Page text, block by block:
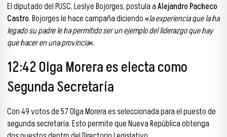
El diputado del PUSC, Leslye Bojorges, postula aAlejandro Pacheco
Castro. Bojorges le hace campaña diciendo «la experiencia que la ha
legado su padre le ha permitido ser un ejemplo del liderazgo que hay
que hacer en una provincia«.
12:42 Olga Morera es electa como
Segunda Secretaría
Con 49 votos de 57 Olga Morera es seleccionada para el puesto de
segunda secretaría. Esto permite que Nueva República obtenga